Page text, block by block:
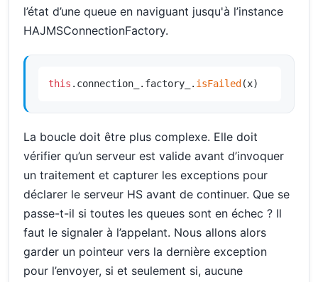
l’état d’une queue en naviguant jusqu'à l’instance
HAJMSConnectionFactory.
this .connection_.factory_. isFailed (x)
La boucle doit être plus complexe. Elle doit
vérifier qu’un serveur est valide avant d’invoquer
un traitement et capturer les exceptions pour
déclarer le serveur HS avant de continuer. Que se
passe-t-il si toutes les queues sont en échec ? Il
faut le signaler à l’appelant. Nous allons alors
garder un pointeur vers la dernière exception
pour l’envoyer, si et seulement si, aucune